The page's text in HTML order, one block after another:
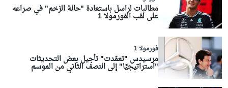
مطالبات لراسل باستعادة "حالة الزخم" في صراعه
على لقب الفورمولا 1
فورمولا 1
مرسيدس "تعمّدت" تأجيل بعض التحديثات
"استراتيجيًا" إلى النصف الثاني من الموسم